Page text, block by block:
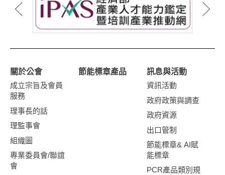
關於公會
成立宗旨及會員
服務
理事長的話
理監事會
組織圖
專業委員會/聯誼
會
節能標章產品
訊息與活動
資訊活動
政府政策與調查
政府資源
出口管制
節能標章& AI賦
能標章
PCR產品類別規